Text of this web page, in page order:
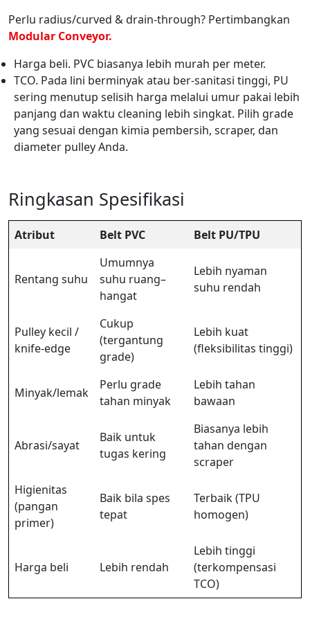
Perlu radius/curved & drain-through? Pertimbangkan
Modular Conveyor.
Harga beli. PVC biasanya lebih murah per meter.
TCO. Pada lini berminyak atau ber-sanitasi tinggi, PU
sering menutup selisih harga melalui umur pakai lebih
panjang dan waktu cleaning lebih singkat. Pilih grade
yang sesuai dengan kimia pembersih, scraper, dan
diameter pulley Anda.
Ringkasan Spesifikasi
Atribut Belt PVC Belt PU/TPU
Rentang suhu
Umumnya
suhu ruang–
hangat
Lebih nyaman
suhu rendah
Pulley kecil /
knife-edge
Cukup
(tergantung
grade)
Lebih kuat
(fleksibilitas tinggi)
Minyak/lemak
Perlu grade
tahan minyak
Lebih tahan
bawaan
Abrasi/sayat
Baik untuk
tugas kering
Biasanya lebih
tahan dengan
scraper
Higienitas
(pangan
primer)
Baik bila spes
tepat
Terbaik (TPU
homogen)
Harga beli Lebih rendah
Lebih tinggi
(terkompensasi
TCO)